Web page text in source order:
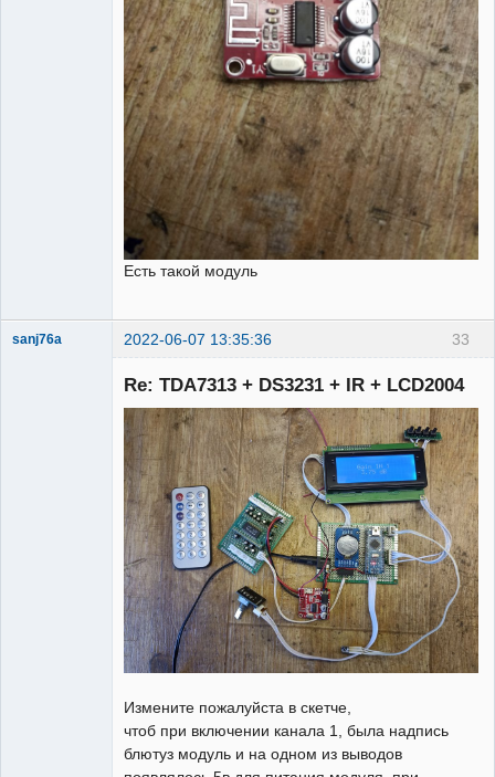
Есть такой модуль
33
sanj76a 2022-06-07 13:35:36
Re: TDA7313 + DS3231 + IR + LCD2004
Измените пожалуйста в скетче,
чтоб при включении канала 1, была надпись
блютуз модуль и на одном из выводов